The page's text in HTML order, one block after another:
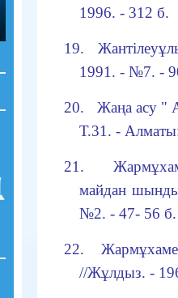
1996. - 312 б.
19.
1991. - №7. -
20.
Жаңа асу "
Т.31. -
21. Жарм
майдан
№2. - 47- 56 б.
22.
//Жұлдыз. -